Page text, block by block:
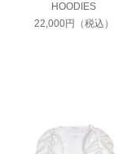
HOODIES
22,000円（税込）